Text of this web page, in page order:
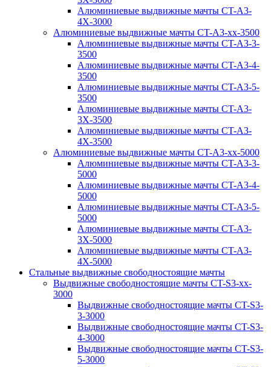
Алюминиевые выдвижные мачты CT-A3-
4X-3000
Алюминиевые выдвижные мачты CT-A3-xx-3500
Алюминиевые выдвижные мачты CT-A3-3-
3500
Алюминиевые выдвижные мачты CT-A3-4-
3500
Алюминиевые выдвижные мачты CT-A3-5-
3500
Алюминиевые выдвижные мачты CT-A3-
3X-3500
Алюминиевые выдвижные мачты CT-A3-
4X-3500
Алюминиевые выдвижные мачты CT-A3-xx-5000
Алюминиевые выдвижные мачты CT-A3-3-
5000
Алюминиевые выдвижные мачты CT-A3-4-
5000
Алюминиевые выдвижные мачты CT-A3-5-
5000
Алюминиевые выдвижные мачты CT-A3-
3X-5000
Алюминиевые выдвижные мачты CT-A3-
4X-5000
Стальные выдвижные свободностоящие мачты
Выдвижные свободностоящие мачты CT-S3-xx-
3000
Выдвижные свободностоящие мачты CT-S3-
3-3000
Выдвижные свободностоящие мачты CT-S3-
4-3000
Выдвижные свободностоящие мачты CT-S3-
5-3000